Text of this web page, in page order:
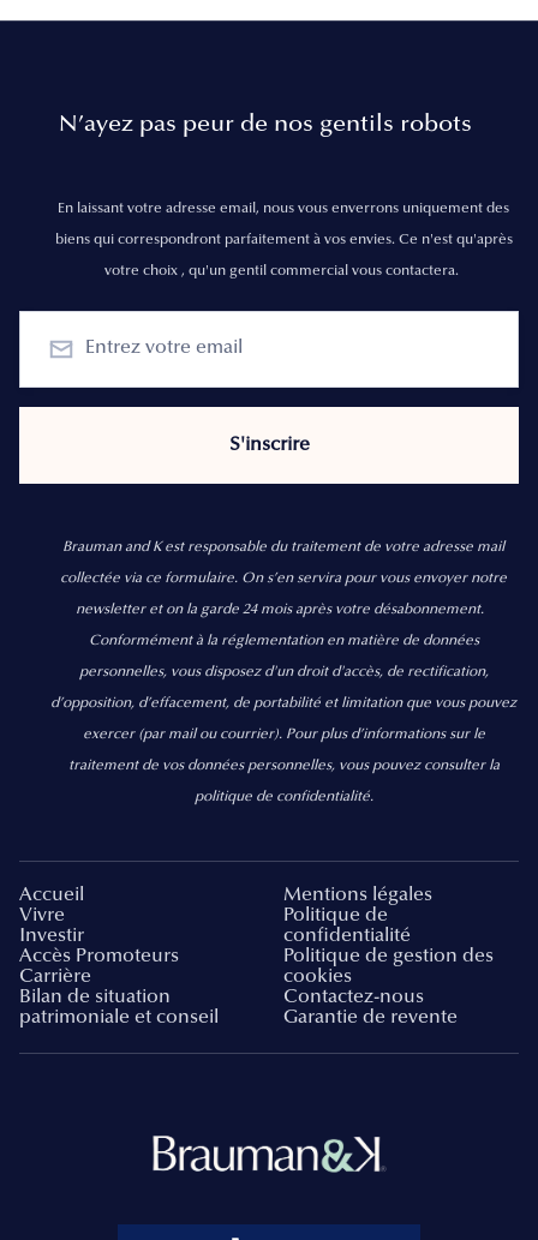
N’ayez pas peur de nos gentils robots
En laissant votre adresse email, nous vous enverrons uniquement des
biens qui correspondront parfaitement à vos envies. Ce n'est qu'après
votre choix , qu'un gentil commercial vous contactera.
Brauman and K est responsable du traitement de votre adresse mail
collectée via ce formulaire. On s’en servira pour vous envoyer notre
newsletter et on la garde 24 mois après votre désabonnement.
Conformément à la réglementation en matière de données
personnelles, vous disposez d'un droit d'accès, de rectification,
d’opposition, d’effacement, de portabilité et limitation que vous pouvez
exercer (par mail ou courrier). Pour plus d’informations sur le
traitement de vos données personnelles, vous pouvez consulter la
politique de confidentialité.
Accueil
Vivre
Investir
Accès Promoteurs
Carrière
Bilan de situation
patrimoniale et conseil
Mentions légales
Politique de
confidentialité
Politique de gestion des
cookies
Contactez-nous
Garantie de revente